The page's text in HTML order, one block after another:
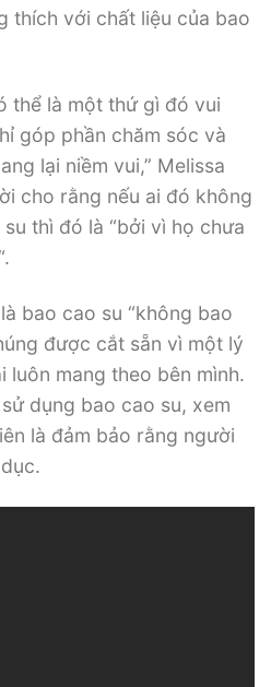
thích với chất liệu của bao
thể là một thứ gì đó vui
góp phần chăm sóc và
lại niềm vui,” Melissa
cho rằng nếu ai đó không
thì đó là “bởi vì họ chưa
bao cao su “không bao
được cắt sẵn vì một lý
luôn mang theo bên mình.
dụng bao cao su, xem
là đảm bảo rằng người